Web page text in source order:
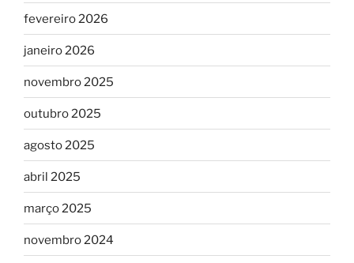
fevereiro 2026
janeiro 2026
novembro 2025
outubro 2025
agosto 2025
abril 2025
março 2025
novembro 2024